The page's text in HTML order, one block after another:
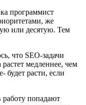
программист
же
или десятую. Тем
что SEO-задачи
медленнее, чем
будет расти, если
попадают